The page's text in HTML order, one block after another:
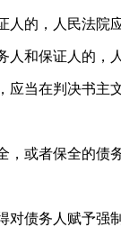
人的，人民法院
和保证人的，
应当在判决书主
或者保全的债
债务人赋予强